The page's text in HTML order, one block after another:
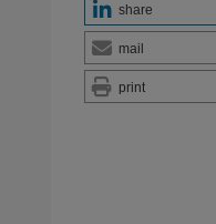
share
mail
print